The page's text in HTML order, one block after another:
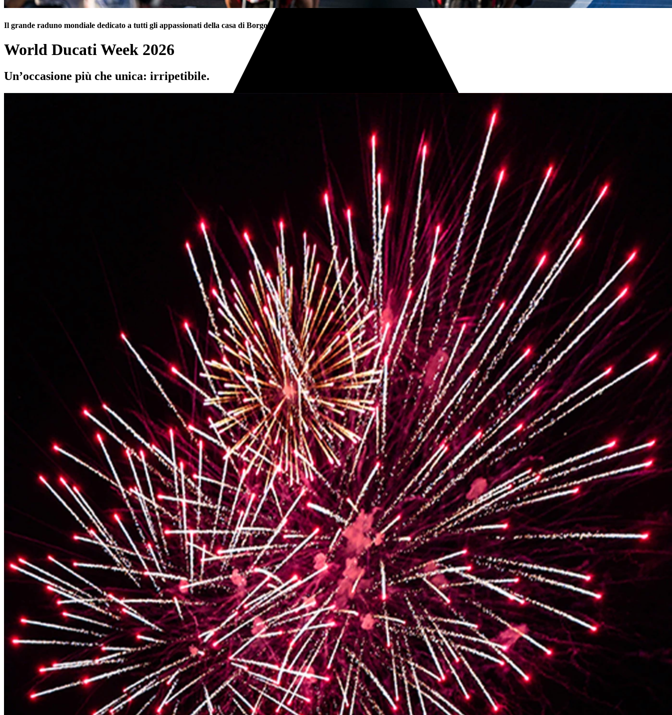
Padova e Belluno
Promozioni
News
Contatti
Padova e Belluno
MODELLI
Il grande raduno mondiale dedicato a tutti gli appassionati della casa di Borgo Panigale
World Ducati Week 2026
Un’occasione più che unica: irripetibile.